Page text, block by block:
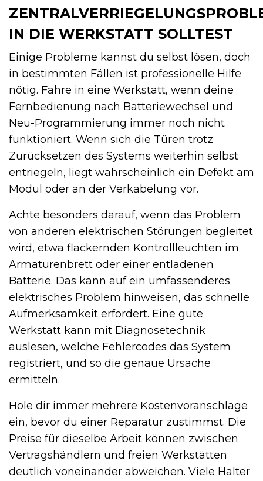
IN DIE WERKSTATT SOLLTEST
Einige Probleme kannst du selbst lösen, doch
in bestimmten Fällen ist professionelle Hilfe
nötig. Fahre in eine Werkstatt, wenn deine
Fernbedienung nach Batteriewechsel und
Neu-Programmierung immer noch nicht
funktioniert. Wenn sich die Türen trotz
Zurücksetzen des Systems weiterhin selbst
entriegeln, liegt wahrscheinlich ein Defekt am
Modul oder an der Verkabelung vor.
Achte besonders darauf, wenn das Problem
von anderen elektrischen Störungen begleitet
wird, etwa flackernden Kontrollleuchten im
Armaturenbrett oder einer entladenen
Batterie. Das kann auf ein umfassenderes
elektrisches Problem hinweisen, das schnelle
Aufmerksamkeit erfordert. Eine gute
Werkstatt kann mit Diagnosetechnik
auslesen, welche Fehlercodes das System
registriert, und so die genaue Ursache
ermitteln.
Hole dir immer mehrere Kostenvoranschläge
ein, bevor du einer Reparatur zustimmst. Die
Preise für dieselbe Arbeit können zwischen
Vertragshändlern und freien Werkstätten
deutlich voneinander abweichen. Viele Halter